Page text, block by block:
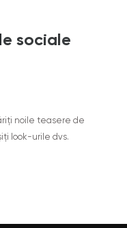
sociale
noile teasere de
look-urile dvs.